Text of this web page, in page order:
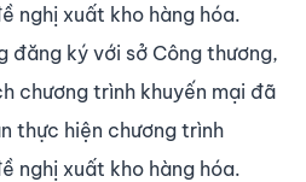
nghị xuất kho hàng hóa.
đăng ký với sở Công thương,
chương trình khuyến mại đã
thực hiện chương trình
nghị xuất kho hàng hóa.